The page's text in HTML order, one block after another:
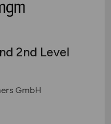
2nd Level
GmbH